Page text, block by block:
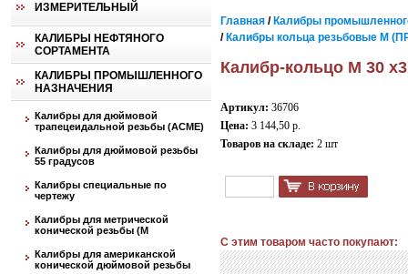
ИЗМЕРИТЕЛЬНЫЙ
КАЛИБРЫ НЕФТЯНОГО
СОРТАМЕНТА
КАЛИБРЫ ПРОМЫШЛЕННОГО
НАЗНАЧЕНИЯ
Калибры для дюймовой
трапецеидальной резьбы (АСМЕ)
Калибры для дюймовой резьбы
55 градусов
Калибры специальные по
чертежу
Калибры для метрической
конической резьбы (М
Калибры для американской
конической дюймовой резьбы
Главная / Калибры
/ Калибры кольца резьбовые М
Калибр-кольцо М 30
Артикул: 36706
Цена: 3 144,50 р.
Товаров на складе: 2 шт
С этим товаром часто покупают: